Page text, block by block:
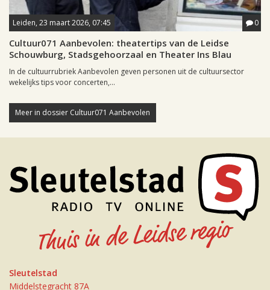
Leiden, 23 maart 2026, 07:45 0
Cultuur071 Aanbevolen: theatertips van de Leidse
Schouwburg, Stadsgehoorzaal en Theater Ins Blau
In de cultuurrubriek Aanbevolen geven personen uit de cultuursector
wekelijks tips voor concerten,...
Meer in dossier Cultuur071 Aanbevolen
Sleutelstad
Middelstegracht 87A